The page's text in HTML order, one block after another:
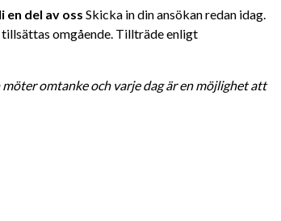
en del av oss Skicka in din ansökan redan idag.
omgående. Tillträde enligt
omtanke och varje dag är en möjlighet att